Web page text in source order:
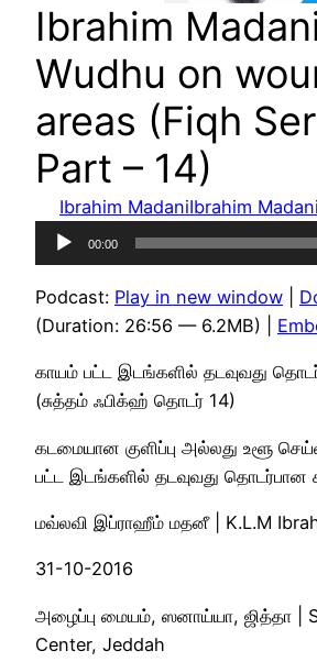
Ibrahim
Wudhu on
areas (Fiqh
Part – 14)
Ibrahim MadaniIbrahim
Audio
Player
00:00
Podcast: Play in new window
(Duration: 26:56 — 6.2MB) |
காயம் பட்ட இடங்களில் தடவுவது
(சுத்தம் ஃபிக்ஹ் தொடர் 14)
கடமையான குளிப்பு அல்லது உளூ
பட்ட இடங்களில் தடவுவது தொடர்பான
மவ்லவி இப்ராஹீம் மதனீ | K.L.M
31-10-2016
அழைப்பு மையம், ஸனாய்யா, ஜித்தா |
Center, Jeddah